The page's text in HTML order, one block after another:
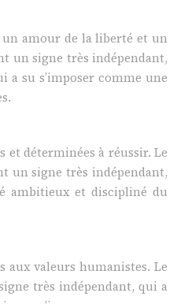
un amour de la liberté et un
un signe très indépendant,
a su s’imposer comme une
et déterminées à réussir. Le
un signe très indépendant,
ambitieux et discipliné du
aux valeurs humanistes. Le
très indépendant, qui a